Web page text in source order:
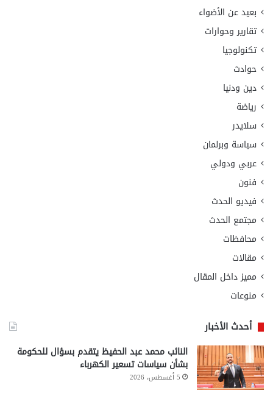
بعيد عن الأضواء
تقارير وحوارات
تكنولوجيا
حوادث
دين ودنيا
رياضة
سلايدر
سياسة وبرلمان
عربي ودولي
فنون
فيديو الحدث
مجتمع الحدث
محافظات
مقالات
مميز داخل المقال
منوعات
أحدث الأخبار
النائب محمد عبد الحفيظ يتقدم بسؤال للحكومة
بشأن سياسات تسعير الكهرباء
5 أغسطس، 2026